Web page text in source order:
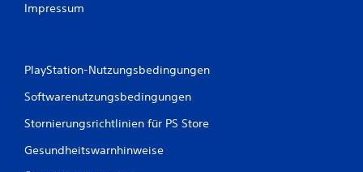
Impressum
PlayStation-Nutzungsbedingungen
Softwarenutzungsbedingungen
Stornierungsrichtlinien für PS Store
Gesundheitswarnhinweise